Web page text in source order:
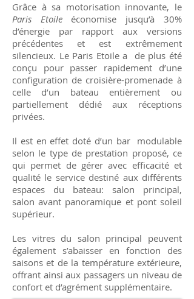
Grâce à sa motorisation innovante, le
Paris Etoileéconomise jusqu’à 30%
d’énergie par rapport aux versions
précédentes et est extrêmement
silencieux. Le Paris Etoile a de plus été
conçu pour passer rapidement d’une
configuration de croisière-promenade à
celle d’un bateau entièrement ou
partiellement dédié aux réceptions
privées.
Il est en effet doté d’un bar modulable
selon le type de prestation proposé, ce
qui permet de gérer avec efficacité et
qualité le service destiné aux différents
espaces du bateau: salon principal,
salon avant panoramique et pont soleil
supérieur.
Les vitres du salon principal peuvent
également s’abaisser en fonction des
saisons et de la température extérieure,
offrant ainsi aux passagers un niveau de
confort et d’agrément supplémentaire.